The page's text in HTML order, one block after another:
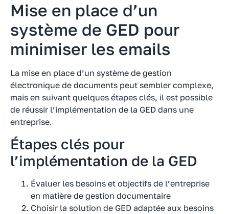
Mise en place d’un
système de GED pour
minimiser les emails
La mise en place d’un système de gestion
électronique de documents peut sembler complexe,
mais en suivant quelques étapes clés, il est possible
de réussir l’implémentation de la GED dans une
entreprise.
Étapes clés pour
l’implémentation de la GED
Évaluer les besoins et objectifs de l’entreprise
en matière de gestion documentaire
Choisir la solution de GED adaptée aux besoins